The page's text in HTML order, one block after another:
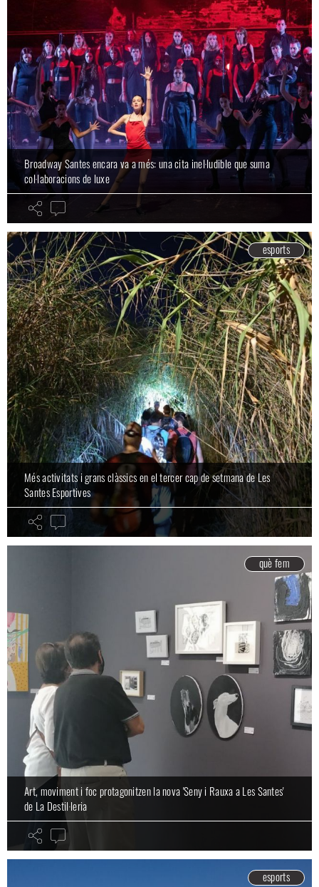
Broadway Santes encara va a més: una cita inel·ludible que suma
col·laboracions de luxe
esports
Més activitats i grans clàssics en el tercer cap de setmana de Les
Santes Esportives
què fem
Art, moviment i foc protagonitzen la nova 'Seny i Rauxa a Les Santes'
de La Destil·leria
esports